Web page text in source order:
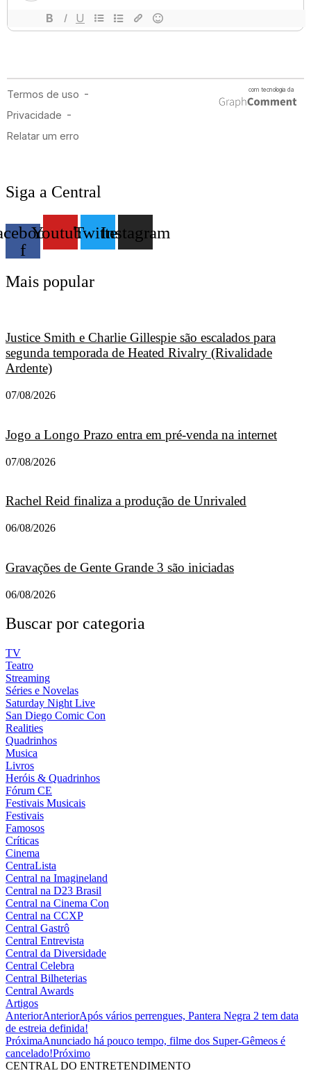
Siga a Central
f
YoutubeTwitterInstagram
Mais popular
Justice Smith e Charlie Gillespie são escalados para
segunda temporada de Heated Rivalry (Rivalidade
Ardente)
07/08/2026
Jogo a Longo Prazo entra em pré-venda na internet
07/08/2026
Rachel Reid finaliza a produção de Unrivaled
06/08/2026
Gravações de Gente Grande 3 são iniciadas
06/08/2026
Buscar por categoria
TV
Teatro
Streaming
Séries e Novelas
Saturday Night Live
San Diego Comic Con
Realities
Quadrinhos
Musica
Livros
Heróis & Quadrinhos
Fórum CE
Festivais Musicais
Festivais
Famosos
Críticas
Cinema
CentraLista
Central na Imagineland
Central na D23 Brasil
Central na Cinema Con
Central na CCXP
Central Gastrô
Central Entrevista
Central da Diversidade
Central Celebra
Central Bilheterias
Central Awards
Artigos
AnteriorAnteriorApós vários perrengues, Pantera Negra 2 tem data
de estreia definida!
PróximaAnunciado há pouco tempo, filme dos Super-Gêmeos é
cancelado!Próximo
CENTRAL DO ENTRETENDIMENTO